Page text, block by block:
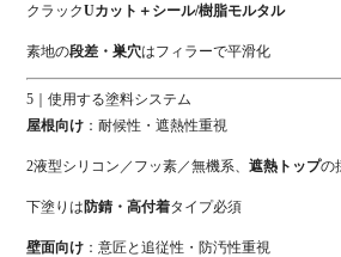
クラックUカット＋シール/樹脂モルタル
素地の段差・巣穴はフィラーで平滑化
5｜使用する塗料システム
屋根向け ：耐候性・遮熱性重視
2液型シリコン／フッ素／無機系、遮熱トップの
下塗りは防錆・高付着タイプ必須
壁面向け ：意匠と追従性・防汚性重視